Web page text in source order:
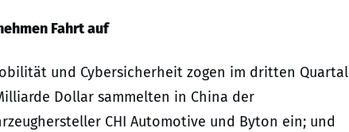
Fahrt auf
und Cybersicherheit zogen im dritten Quartal
Dollar sammelten in China der
CHI Automotive und Byton ein; und